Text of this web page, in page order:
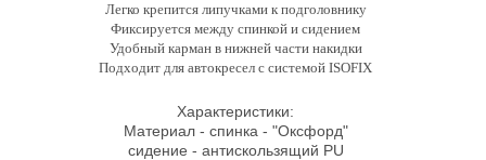
Легко крепится липучками к подголовнику
Фиксируется между спинкой и сидением
Удобный карман в нижней части накидки
Подходит для автокресел с системой ISOFIX
Характеристики:
Материал - спинка - "Оксфорд"
сидение - антискользящий PU